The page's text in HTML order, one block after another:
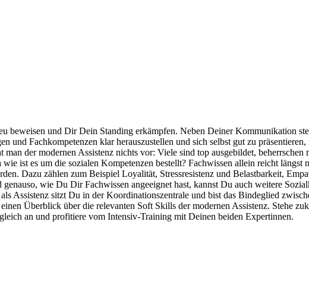
beweisen und Dir Dein Standing erkämpfen. Neben Deiner Kommunikation
und Fachkompetenzen klar herauszustellen und sich selbst gut zu
man der modernen Assistenz nichts vor: Viele sind top ausgebildet, beherrschen
ist es um die sozialen Kompetenzen bestellt? Fachwissen allein reicht längst
Dazu zählen zum Beispiel Loyalität, Stressresistenz und Belastbarkeit,
genauso, wie Du Dir Fachwissen angeeignet hast, kannst Du auch weitere
Assistenz sitzt Du in der Koordinationszentrale und bist das Bindeglied
Überblick über die relevanten Soft Skills der modernen Assistenz. Stehe
an und profitiere vom Intensiv-Training mit Deinen beiden Expertinnen.